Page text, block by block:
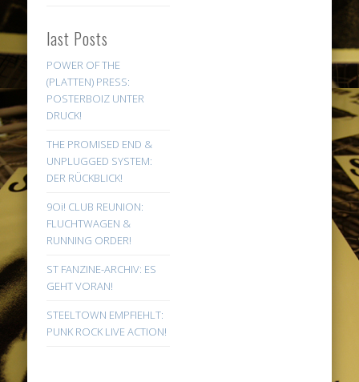
last Posts
POWER OF THE
(PLATTEN) PRESS:
POSTERBOIZ UNTER
DRUCK!
THE PROMISED END &
UNPLUGGED SYSTEM:
DER RÜCKBLICK!
9Oi! CLUB REUNION:
FLUCHTWAGEN &
RUNNING ORDER!
ST FANZINE-ARCHIV: ES
GEHT VORAN!
STEELTOWN EMPFIEHLT:
PUNK ROCK LIVE ACTION!